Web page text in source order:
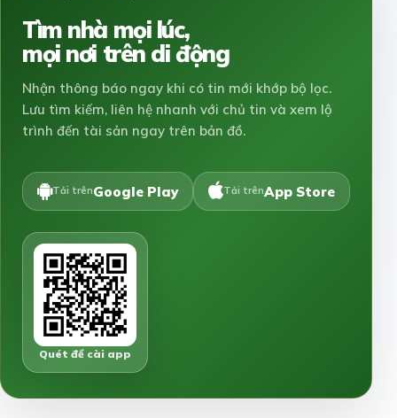
Tìm nhà mọi lúc,
mọi nơi trên di động
Nhận thông báo ngay khi có tin mới khớp bộ lọc.
Lưu tìm kiếm, liên hệ nhanh với chủ tin và xem lộ
trình đến tài sản ngay trên bản đồ.
Tải trênGoogle Play Tải trênApp Store
Quét để cài app